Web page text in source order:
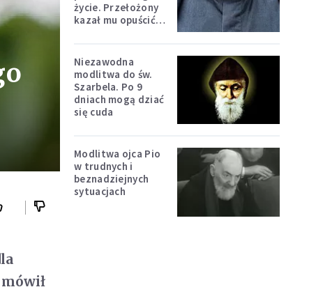
życie. Przełożony
kazał mu opuścić
Niezawodna
modlitwa do św.
Szarbela. Po 9
dniach mogą dziać
się cuda
Modlitwa ojca Pio
w trudnych i
beznadziejnych
sytuacjach